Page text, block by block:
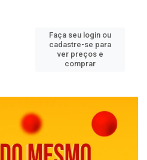
Faça seu login ou
cadastre-se para
ver preços e
comprar